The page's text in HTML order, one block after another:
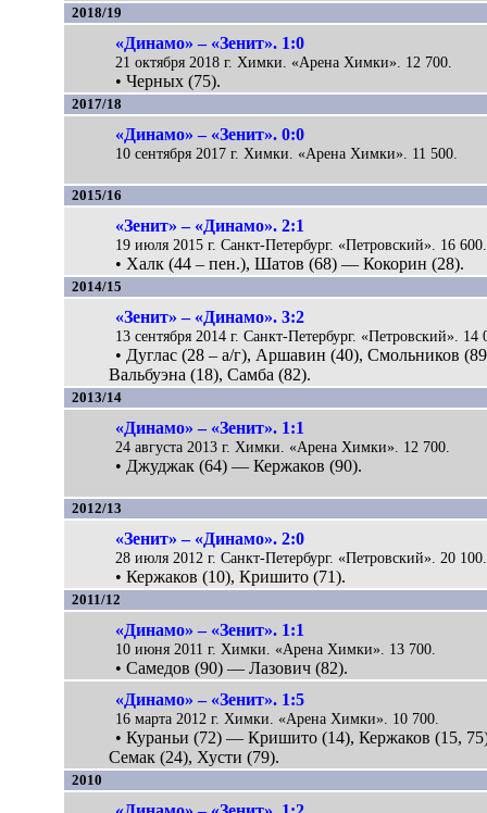
2018/19
«Динамо» – «Зенит». 1:0
21 октября 2018 г. Химки. «Арена Химки». 12 700.
• Черных (75).
2017/18
«Динамо» – «Зенит». 0:0
10 сентября 2017 г. Химки. «Арена Химки». 11 500.
2015/16
«Зенит» – «Динамо». 2:1
19 июля 2015 г. Санкт-Петербург. «Петровский». 16 600.
• Халк (44 – пен.), Шатов (68) — Кокорин (28).
2014/15
«Зенит» – «Динамо». 3:2
13 сентября 2014 г. Санкт-Петербург. «Петровский». 14
• Дуглас (28 – а/г), Аршавин (40), Смольников
Вальбуэна (18), Самба (82).
2013/14
«Динамо» – «Зенит». 1:1
24 августа 2013 г. Химки. «Арена Химки». 12 700.
• Джуджак (64) — Кержаков (90).
2012/13
«Зенит» – «Динамо». 2:0
28 июля 2012 г. Санкт-Петербург. «Петровский». 20 100.
• Кержаков (10), Кришито (71).
2011/12
«Динамо» – «Зенит». 1:1
10 июня 2011 г. Химки. «Арена Химки». 13 700.
• Самедов (90) — Лазович (82).
«Динамо» – «Зенит». 1:5
16 марта 2012 г. Химки. «Арена Химки». 10 700.
• Кураньи (72) — Кришито (14), Кержаков (15,
Семак (24), Хусти (79).
2010